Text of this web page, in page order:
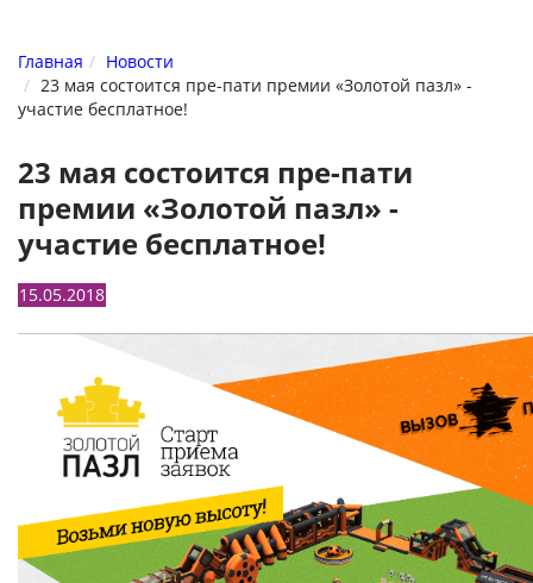
Главная
Новости
23 мая состоится пре-пати премии «Золотой пазл» -
участие бесплатное!
23 мая состоится пре-пати
премии «Золотой пазл» -
участие бесплатное!
15.05.2018